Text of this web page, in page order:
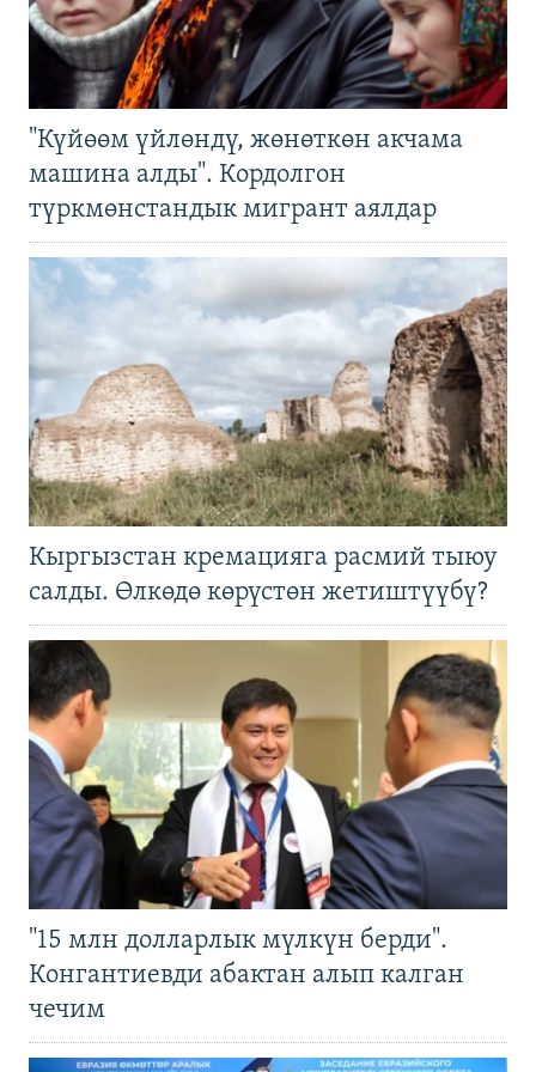
"Күйөөм үйлөндү, жөнөткөн акчама
машина алды". Кордолгон
түркмөнстандык мигрант аялдар
Кыргызстан кремацияга расмий тыюу
салды. Өлкөдө көрүстөн жетиштүүбү?
"15 млн долларлык мүлкүн берди".
Конгантиевди абактан алып калган
чечим